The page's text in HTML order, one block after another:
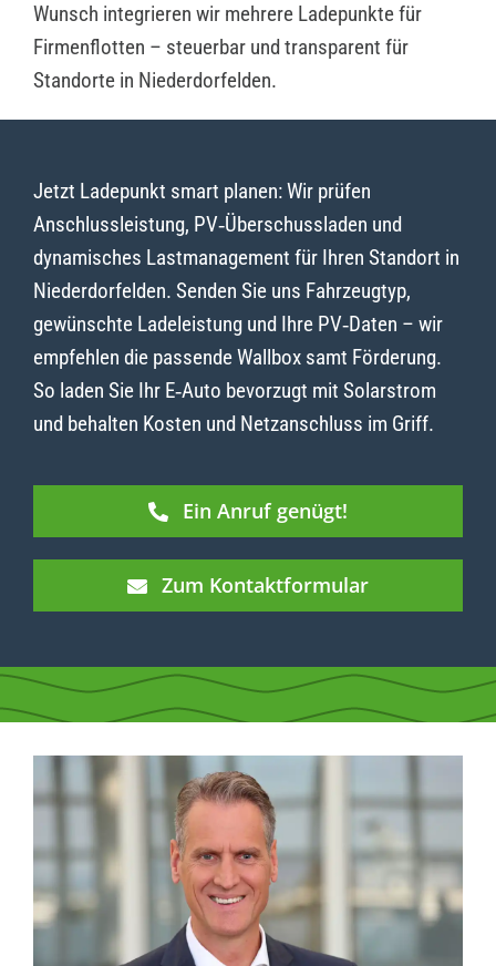
Wunsch integrieren wir mehrere Ladepunkte für
Firmenflotten – steuerbar und transparent für
Standorte in Niederdorfelden.
Jetzt Ladepunkt smart planen: Wir prüfen
Anschlussleistung, PV‑Überschussladen und
dynamisches Lastmanagement für Ihren Standort in
Niederdorfelden. Senden Sie uns Fahrzeugtyp,
gewünschte Ladeleistung und Ihre PV‑Daten – wir
empfehlen die passende Wallbox samt Förderung.
So laden Sie Ihr E‑Auto bevorzugt mit Solarstrom
und behalten Kosten und Netzanschluss im Griff.
Ein Anruf genügt!
Zum Kontaktformular